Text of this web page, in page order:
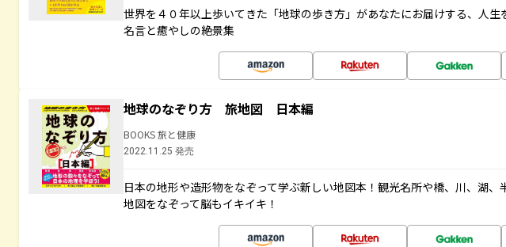
世界を４０年以上歩いてきた「地球の歩き方」があなたにお届けする、人生
名言と癒やしの絶景集
地球のなぞり方 旅地図 日本編
BOOKS 旅と健康
2022.11.25 発売
日本の地形や造形物をなぞって学ぶ新しい地図本！観光名所や橋、川、湖、
地図をなぞって脳もイキイキ！